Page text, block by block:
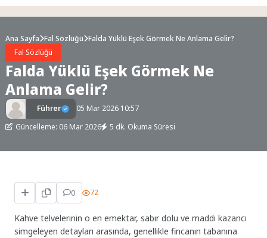
Ana Sayfa Fal Sözlüğü Falda Yüklü Eşek Görmek Ne Anlama Gelir?
Fal Sözlüğü
Falda Yüklü Eşek Görmek Ne
Anlama Gelir?
Führer
05 Mar 2026 10:57
Güncelleme: 06 Mar 2026
5 dk. Okuma Süresi
0 72
Kahve telvelerinin o en emektar, sabır dolu ve maddi kazancı
simgeleyen detayları arasında, genellikle fincanın tabanına